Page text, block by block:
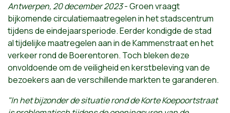
Antwerpen, 20 december 2023-Groen vraagt
bijkomende circulatiemaatregelen in het stadscentrum
tijdens de eindejaarsperiode. Eerder kondigde de stad
al tijdelijke maatregelen aan in de Kammenstraat en het
verkeer rond de Boerentoren. Toch bleken deze
onvoldoende om de veiligheid en kerstbeleving van de
bezoekers aan de verschillende markten te garanderen.
"In het bijzonder de situatie rond de Korte Koepoortstraat